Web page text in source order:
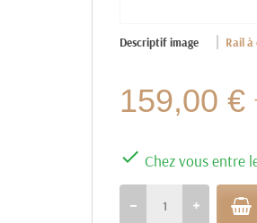
Descriptif image Rail à
159,00 €
 Chez vous entre